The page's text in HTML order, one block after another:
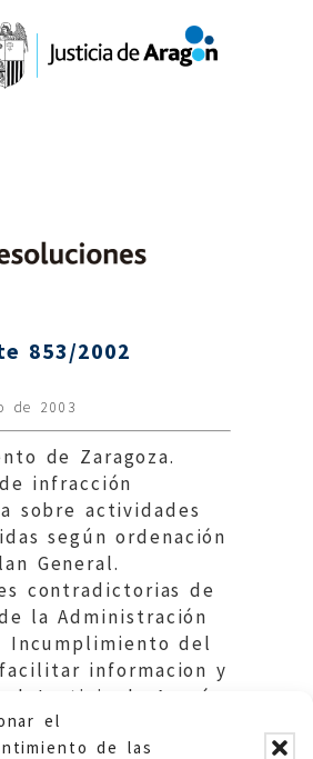
el
de las
853/2002
de 2003
de Zaragoza.
infracción
sobre actividades
según ordenación
General.
contradictorias de
la Administración
Incumplimiento del
informacion y
al Justicia de Aragón
de queja.